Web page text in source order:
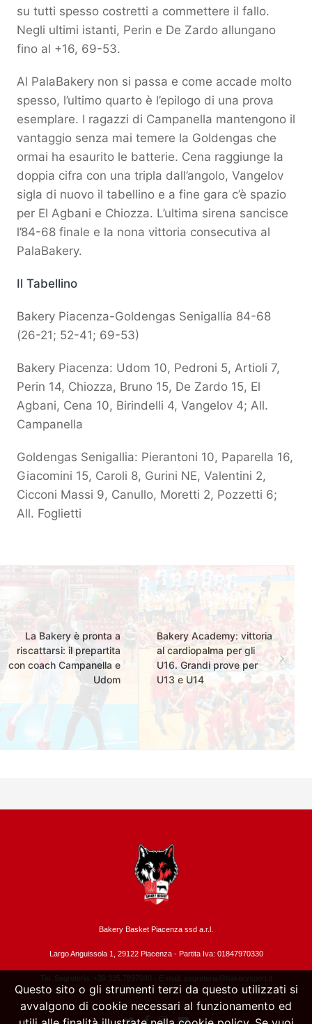
su tutti spesso costretti a commettere il fallo.
Negli ultimi istanti, Perin e De Zardo allungano
fino al +16, 69-53.
Al PalaBakery non si passa e come accade molto
spesso, l’ultimo quarto è l’epilogo di una prova
esemplare. I ragazzi di Campanella mantengono il
vantaggio senza mai temere la Goldengas che
ormai ha esaurito le batterie. Cena raggiunge la
doppia cifra con una tripla dall’angolo, Vangelov
sigla di nuovo il tabellino e a fine gara c’è spazio
per El Agbani e Chiozza. L’ultima sirena sancisce
l’84-68 finale e la nona vittoria consecutiva al
PalaBakery.
Il Tabellino
Bakery Piacenza-Goldengas Senigallia 84-68
(26-21; 52-41; 69-53)
Bakery Piacenza: Udom 10, Pedroni 5, Artioli 7,
Perin 14, Chiozza, Bruno 15, De Zardo 15, El
Agbani, Cena 10, Birindelli 4, Vangelov 4; All.
Campanella
Goldengas Senigallia: Pierantoni 10, Paparella 16,
Giacomini 15, Caroli 8, Gurini NE, Valentini 2,
Cicconi Massi 9, Canullo, Moretti 2, Pozzetti 6;
All. Foglietti
La Bakery è pronta a
riscattarsi: il prepartita
con coach Campanella e
Udom
Bakery Academy: vittoria
al cardiopalma per gli
U16. Grandi prove per
U13 e U14
Bakery Basket Piacenza ssd a.r.l.
Largo Anguissola 1, 29122 Piacenza - Partita Iva: 01847970330
Tel. Segreteria: +39 335.7897040 - E-mail: segreteria@bakerysport.it
Questo sito o gli strumenti terzi da questo utilizzati si
avvalgono di cookie necessari al funzionamento ed